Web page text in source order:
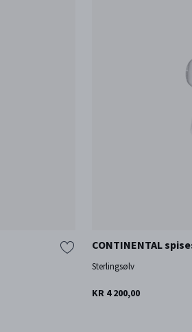
CONTINENTAL
Sterlingsølv
KR 4 200,00